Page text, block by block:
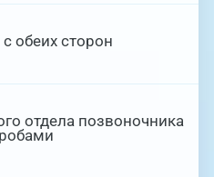
обеих сторон
отдела позвоночника